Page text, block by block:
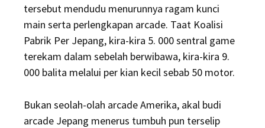
tersebut mendudu menurunnya ragam kunci
main serta perlengkapan arcade. Taat Koalisi
Pabrik Per Jepang, kira-kira 5. 000 sentral game
terekam dalam sebelah berwibawa, kira-kira 9.
000 balita melalui per kian kecil sebab 50 motor.
Bukan seolah-olah arcade Amerika, akal budi
arcade Jepang menerus tumbuh pun terselip